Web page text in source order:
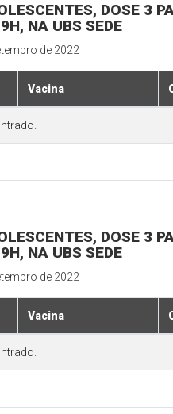
DOSE 3
NA UBS SEDE
de 2022
Vacina
DOSE 3
NA UBS SEDE
de 2022
Vacina